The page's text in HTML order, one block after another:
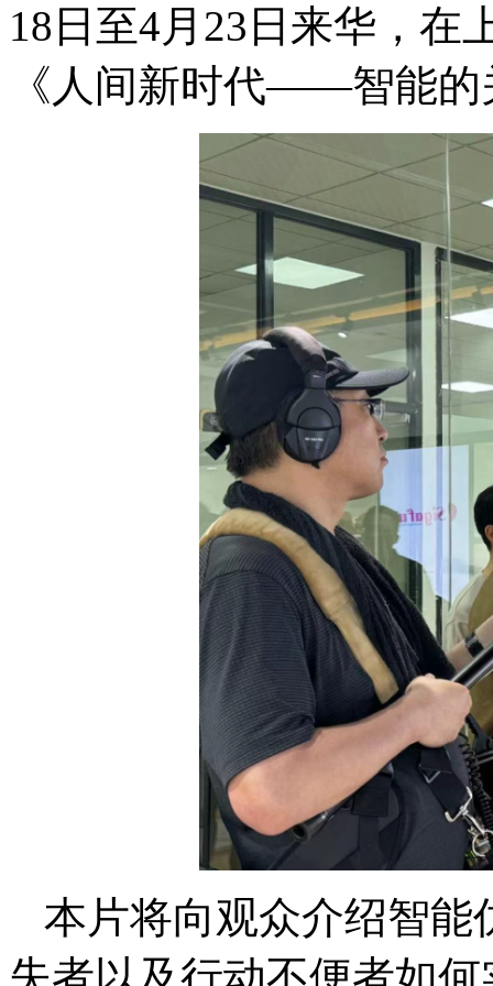
18日至4月23日来华，在
《人间新时代——智能的
本片将向观众介绍智能